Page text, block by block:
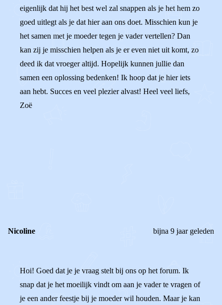
eigenlijk dat hij het best wel zal snappen als je het hem zo
goed uitlegt als je dat hier aan ons doet. Misschien kun je
het samen met je moeder tegen je vader vertellen? Dan
kan zij je misschien helpen als je er even niet uit komt, zo
deed ik dat vroeger altijd. Hopelijk kunnen jullie dan
samen een oplossing bedenken! Ik hoop dat je hier iets
aan hebt. Succes en veel plezier alvast! Heel veel liefs,
Zoë
Nicoline bijna 9 jaar geleden
Hoi! Goed dat je je vraag stelt bij ons op het forum. Ik
snap dat je het moeilijk vindt om aan je vader te vragen of
je een ander feestje bij je moeder wil houden. Maar je kan